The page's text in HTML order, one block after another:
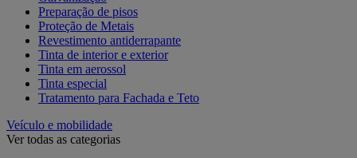
Preparação de pisos
Proteção de Metais
Revestimento antiderrapante
Tinta de interior e exterior
Tinta em aerossol
Tinta especial
Tratamento para Fachada e Teto
Veículo e mobilidade
Ver todas as categorias